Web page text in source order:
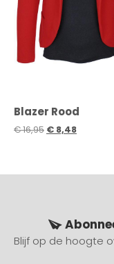
Blazer Rood
€16,95 € 8,48
Blijf op de hoogte